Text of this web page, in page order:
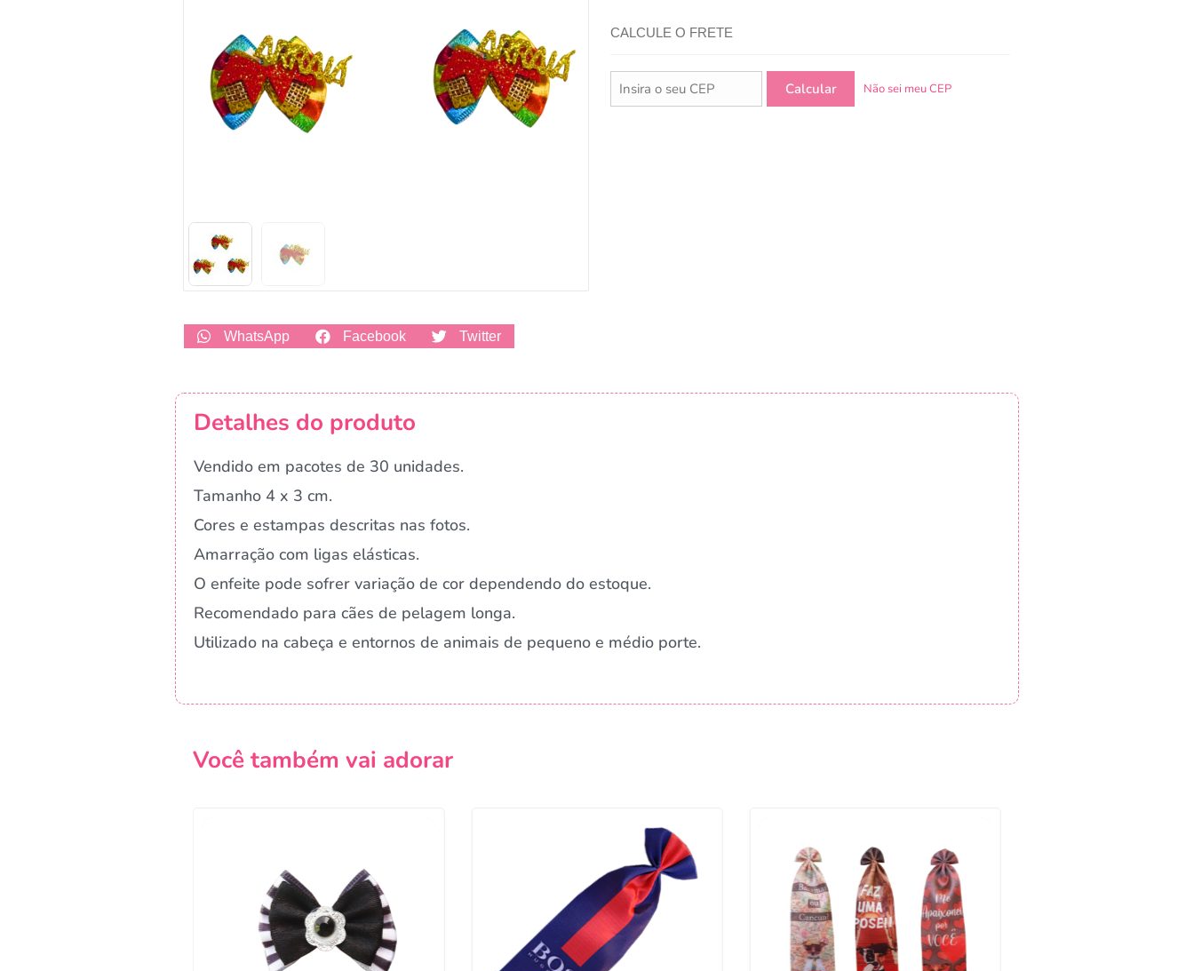
WhatsApp Facebook Twitter
CALCULE O FRETE
Não sei meu CEP
Detalhes do produto
Vendido em pacotes de 30 unidades.
Tamanho 4 x 3 cm.
Cores e estampas descritas nas fotos.
Amarração com ligas elásticas.
O enfeite pode sofrer variação de cor dependendo do estoque.
Recomendado para cães de pelagem longa.
Utilizado na cabeça e entornos de animais de pequeno e médio porte.
Você também vai adorar